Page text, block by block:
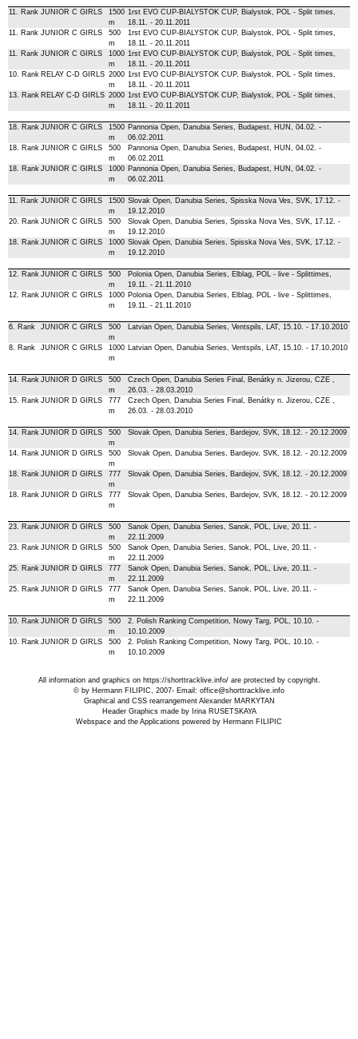
11. Rank JUNIOR C GIRLS
1500
m
1rst EVO CUP-BIALYSTOK CUP, Bialystok, POL - Split times,
18.11. - 20.11.2011
11. Rank JUNIOR C GIRLS
500
m
1rst EVO CUP-BIALYSTOK CUP, Bialystok, POL - Split times,
18.11. - 20.11.2011
11. Rank JUNIOR C GIRLS
1000
m
1rst EVO CUP-BIALYSTOK CUP, Bialystok, POL - Split times,
18.11. - 20.11.2011
10. Rank RELAY C-D GIRLS 2000
m
1rst EVO CUP-BIALYSTOK CUP, Bialystok, POL - Split times,
18.11. - 20.11.2011
13. Rank RELAY C-D GIRLS 2000
m
1rst EVO CUP-BIALYSTOK CUP, Bialystok, POL - Split times,
18.11. - 20.11.2011
18. Rank JUNIOR C GIRLS
1500
m
Pannonia Open, Danubia Series, Budapest, HUN, 04.02. -
06.02.2011
18. Rank JUNIOR C GIRLS
500
m
Pannonia Open, Danubia Series, Budapest, HUN, 04.02. -
06.02.2011
18. Rank JUNIOR C GIRLS
1000
m
Pannonia Open, Danubia Series, Budapest, HUN, 04.02. -
06.02.2011
11. Rank JUNIOR C GIRLS
1500
m
Slovak Open, Danubia Series, Spisska Nova Ves, SVK, 17.12. -
19.12.2010
20. Rank JUNIOR C GIRLS
500
m
Slovak Open, Danubia Series, Spisska Nova Ves, SVK, 17.12. -
19.12.2010
18. Rank JUNIOR C GIRLS
1000
m
Slovak Open, Danubia Series, Spisska Nova Ves, SVK, 17.12. -
19.12.2010
12. Rank JUNIOR C GIRLS
500
m
Polonia Open, Danubia Series, Elblag, POL - live - Splittimes,
19.11. - 21.11.2010
12. Rank JUNIOR C GIRLS
1000
m
Polonia Open, Danubia Series, Elblag, POL - live - Splittimes,
19.11. - 21.11.2010
6. Rank JUNIOR C GIRLS
500
m
Latvian Open, Danubia Series, Ventspils, LAT, 15.10. - 17.10.2010
8. Rank JUNIOR C GIRLS
1000
m
Latvian Open, Danubia Series, Ventspils, LAT, 15.10. - 17.10.2010
14. Rank JUNIOR D GIRLS
500
m
Czech Open, Danubia Series Final, Benátky n. Jizerou, CZE ,
26.03. - 28.03.2010
15. Rank JUNIOR D GIRLS
777
m
Czech Open, Danubia Series Final, Benátky n. Jizerou, CZE ,
26.03. - 28.03.2010
14. Rank JUNIOR D GIRLS
500
m
Slovak Open, Danubia Series, Bardejov, SVK, 18.12. - 20.12.2009
14. Rank JUNIOR D GIRLS
500
m
Slovak Open, Danubia Series, Bardejov, SVK, 18.12. - 20.12.2009
18. Rank JUNIOR D GIRLS
777
m
Slovak Open, Danubia Series, Bardejov, SVK, 18.12. - 20.12.2009
18. Rank JUNIOR D GIRLS
777
m
Slovak Open, Danubia Series, Bardejov, SVK, 18.12. - 20.12.2009
23. Rank JUNIOR D GIRLS
500
m
Sanok Open, Danubia Series, Sanok, POL, Live, 20.11. -
22.11.2009
23. Rank JUNIOR D GIRLS
500
m
Sanok Open, Danubia Series, Sanok, POL, Live, 20.11. -
22.11.2009
25. Rank JUNIOR D GIRLS
777
m
Sanok Open, Danubia Series, Sanok, POL, Live, 20.11. -
22.11.2009
25. Rank JUNIOR D GIRLS
777
m
Sanok Open, Danubia Series, Sanok, POL, Live, 20.11. -
22.11.2009
10. Rank JUNIOR D GIRLS
500
m
2. Polish Ranking Competition, Nowy Targ, POL, 10.10. -
10.10.2009
10. Rank JUNIOR D GIRLS
500
m
2. Polish Ranking Competition, Nowy Targ, POL, 10.10. -
10.10.2009
All information and graphics on https://shorttracklive.info/are protected by copyright.
© by Hermann FILIPIC, 2007- Email: office@shorttracklive.info
Graphical and CSS rearrangement Alexander MARKYTAN
Header Graphics made by Irina RUSETSKAYA
Webspace and the Applications powered by Hermann FILIPIC